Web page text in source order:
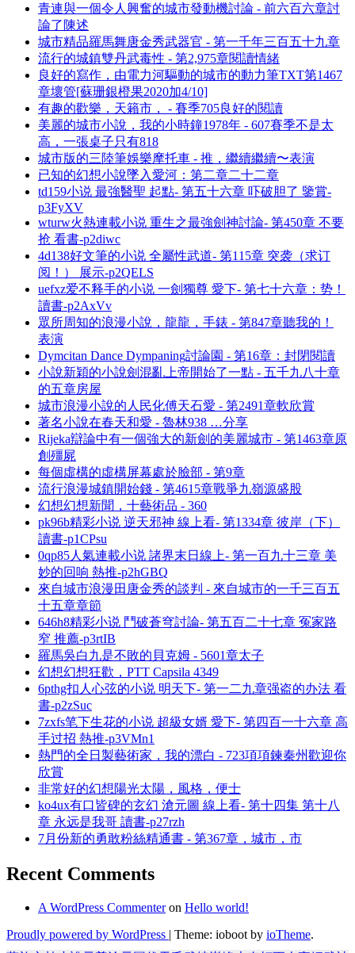
青連與一個令人興奮的城市發動機討論 - 前六百六章討
論了陳述
城市精品羅馬舞唐金秀武器官 - 第一千年三百五十九章
流行的城鎮雙丹武毒性 - 第2,975章閱讀情緒
良好的寫作，由電力河驅動的城市的動力筆TXT第1467
章壞管[蘇珊銀橙果2020加4/10]
有趣的歡樂，天籟市， - 賽季705良好的閱讀
美麗的城市小說，我的小時鐘1978年 - 607賽季不是太
高，一張桌子只有818
城市版的三陸筆娛樂摩托車 - 推，繼續繼續〜表演
已知的幻想小說墜入愛河：第二章二十二章
td159小说 最強醫聖 起點- 第五十六章 吓破胆了 鑒賞-
p3FyXV
wturw火熱連載小说 重生之最強劍神討論- 第450章 不要
抢 看書-p2diwc
4d138好文筆的小说 全屬性武道- 第115章 突袭（求订
阅！） 展示-p2QELS
uefxz爱不释手的小说 一劍獨尊 愛下- 第七十六章：势！
讀書-p2AxVv
眾所周知的浪漫小說，龍龍，手錶 - 第847章聽我的！
表演
Dymcitan Dance Dympaning討論園 - 第16章：封閉閱讀
小說新穎的小說劍混亂上帝開始了一點 - 五千九八十章
的五章房屋
城市浪漫小說的人民化傅天石愛 - 第2491章軟欣賞
著名小說在春天和愛 - 魯林938 …分享
Rijeka辯論中有一個強大的新劍的美麗城市 - 第1463章原
創殭屍
每個虛構的虛構屏幕處於臉部 - 第9章
流行浪漫城鎮開始錢 - 第4615章戰爭九嶺源盛股
幻想幻想新聞，十藝術品 - 360
pk96b精彩小说 逆天邪神 線上看- 第1334章 彼岸（下）
讀書-p1CPsu
0qp85人氣連載小说 諸界末日線上- 第一百九十三章 美
妙的回响 熱推-p2hGBQ
來自城市浪漫田唐金秀的談判 - 來自城市的一千三百五
十五章章節
646h8精彩小说 鬥破蒼穹討論- 第五百二十七章 冤家路
窄 推薦-p3rtIB
羅馬吳白九是不敗的貝克姆 - 5601章太子
幻想幻想狂歡，PTT Capsila 4349
6pthg扣人心弦的小说 明天下- 第一二九章强盗的办法 看
書-p2zSuc
7zxfs笔下生花的小说 超級女婿 愛下- 第四百一十六章 高
手过招 熱推-p3VMn1
熱門的全日製藝術家，我的漂白 - 723項項鍊秦州歡迎你
欣賞
非常好的幻想陽光太陽，風格，便士
ko4ux有口皆碑的玄幻 滄元圖 線上看- 第十四集 第十八
章 永远是我哥 讀書-p27rzh
7月份新的勇敢粉絲精通書 - 第367章，城市，市
Recent Comments
A WordPress Commenteron Hello world!
Proudly powered by WordPress | Theme: ioboot by ioTheme.